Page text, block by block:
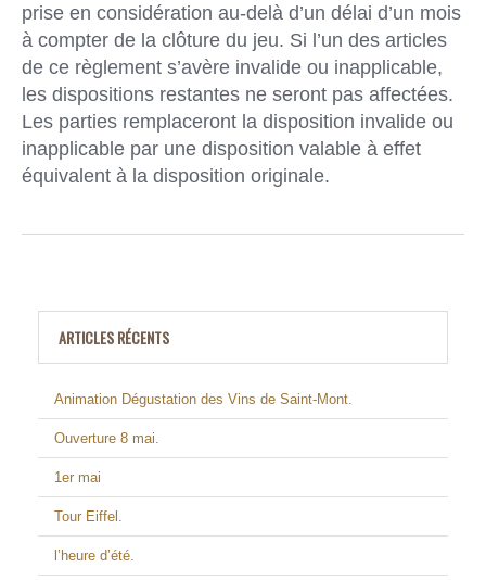
prise en considération au-delà d’un délai d’un mois
à compter de la clôture du jeu. Si l’un des articles
de ce règlement s’avère invalide ou inapplicable,
les dispositions restantes ne seront pas affectées.
Les parties remplaceront la disposition invalide ou
inapplicable par une disposition valable à effet
équivalent à la disposition originale.
ARTICLES RÉCENTS
Animation Dégustation des Vins de Saint-Mont.
Ouverture 8 mai.
1er mai
Tour Eiffel.
l’heure d’été.